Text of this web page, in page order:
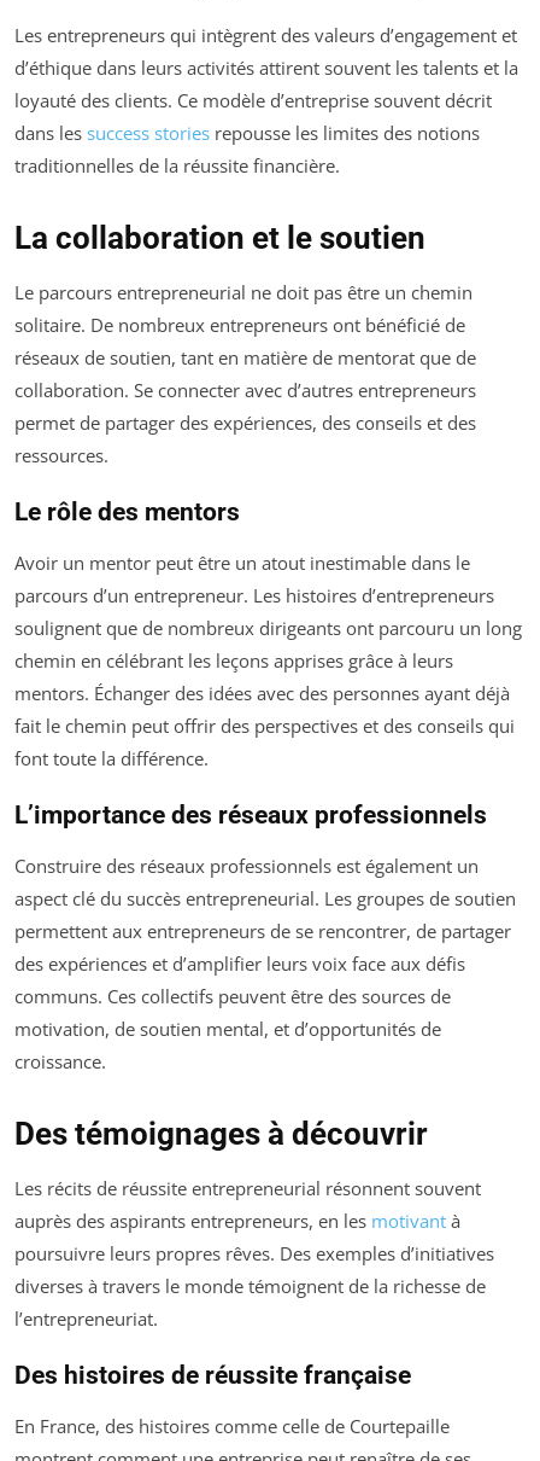
Les entrepreneurs qui intègrent des valeurs d’engagement et
d’éthique dans leurs activités attirent souvent les talents et la
loyauté des clients. Ce modèle d’entreprise souvent décrit
dans les success stories repousse les limites des notions
traditionnelles de la réussite financière.
La collaboration et le soutien
Le parcours entrepreneurial ne doit pas être un chemin
solitaire. De nombreux entrepreneurs ont bénéficié de
réseaux de soutien, tant en matière de mentorat que de
collaboration. Se connecter avec d’autres entrepreneurs
permet de partager des expériences, des conseils et des
ressources.
Le rôle des mentors
Avoir un mentor peut être un atout inestimable dans le
parcours d’un entrepreneur. Les histoires d’entrepreneurs
soulignent que de nombreux dirigeants ont parcouru un long
chemin en célébrant les leçons apprises grâce à leurs
mentors. Échanger des idées avec des personnes ayant déjà
fait le chemin peut offrir des perspectives et des conseils qui
font toute la différence.
L’importance des réseaux professionnels
Construire des réseaux professionnels est également un
aspect clé du succès entrepreneurial. Les groupes de soutien
permettent aux entrepreneurs de se rencontrer, de partager
des expériences et d’amplifier leurs voix face aux défis
communs. Ces collectifs peuvent être des sources de
motivation, de soutien mental, et d’opportunités de
croissance.
Des témoignages à découvrir
Les récits de réussite entrepreneurial résonnent souvent
auprès des aspirants entrepreneurs, en les motivant à
poursuivre leurs propres rêves. Des exemples d’initiatives
diverses à travers le monde témoignent de la richesse de
l’entrepreneuriat.
Des histoires de réussite française
En France, des histoires comme celle de Courtepaille